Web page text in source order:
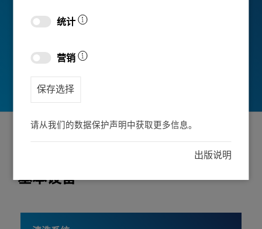
基本设备
统计
营销
保存选择
请从我们的数据保护声明中获取更多信息。
出版说明